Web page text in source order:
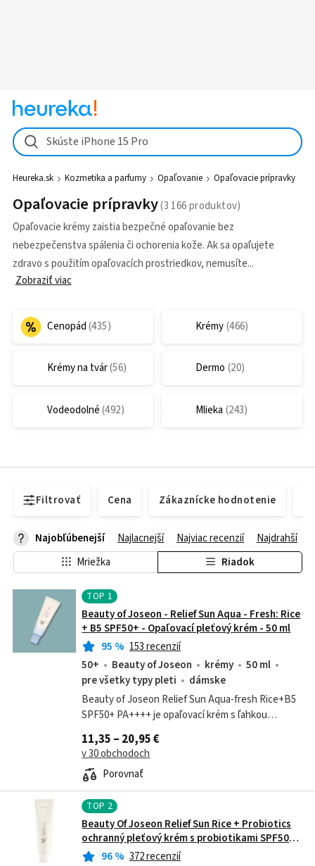
Skúste iPhone 15 Pro
Heureka.sk Kozmetika a parfumy Opaľovanie Opaľovacie prípravky
Opaľovacie prípravky
Opaľovacie krémy zaistia bezpečné opaľovanie bez
nebezpečenstva spálenia či ochorenia kože. Ak sa opaľujete
zdravo s použitím opaľovacích prostriedkov, nemusíte
Zobraziť viac
Cenopád Krémy
Krémy na tvár Dermo
Vodeodolné Mlieka
Filtrovať Cena Zákaznícke hodnotenie
Mriežka Riadok
Najobľúbenejší Najlacnejší Najviac recenzií Najdrahší
TOP 1
Beauty of Joseon - Relief Sun Aqua - Fresh: Rice
+ B5 SPF50+ - Opaľovací pleťový krém - 50 ml
95 % 153 recenzií
50+
Beauty of Joseon krémy
50 ml
pre všetky typy pleti
dámske
Beauty of Joseon Relief Sun Aqua-fresh Rice+B5
SPF50+ PA++++ je opaľovací krém s ľahkou
textúrou, ktorý sa rýchlo vstrebáva bez
zanechávania lepkavého pocitu alebo bielych...
11,35 – 20,95 €
v 30 obchodoch
Porovnať
TOP 2
Beauty Of Joseon Relief Sun Rice + Probiotics
ochranný pleťový krém s probiotikami SPF50+
50 ml96% 372 recenzií